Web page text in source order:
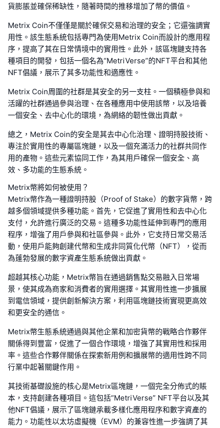
貨膨脹並確保稀缺性，隨著時間的推移增加了幣的價值。
Metrix Coin不僅僅是關於確保交易和治理的安全；它還強調實
用性。該生態系統包括專門為使用Metrix Coin而設計的應用程
序，提高了其在日常情境中的實用性。此外，該區塊鏈支持各
種項目的開發，包括一個名為“MetriVerse”的NFT平台和其他
NFT倡議，展示了其多功能性和適應性。
Metrix Coin周圍的社群是其安全的另一支柱。一個積極參與和
活躍的社群通過參與治理、在各種應用中使用該幣，以及培養
一個安全、去中心化的環境，為網絡的韌性做出貢獻。
總之，Metrix Coin的安全是其去中心化治理、證明持股技術、
專注於實用性的專屬區塊鏈，以及一個充滿活力的社群共同作
用的產物。這些元素協同工作，為其用戶確保一個安全、高
效、多功能的生態系統。
Metrix幣將如何被使用？
Metrix幣作為一種證明持股（Proof of Stake）的數字貨幣，跨
越多個領域提供多種功能。首先，它促進了實用性和去中心化
支付，允許進行廣泛的交易。這種多功能性延伸到專門的應用
程序，增強了用戶參與和社區參與。此外，它支持日常交易活
動，使用戶能夠創建代幣和生成非同質化代幣（NFT），從而
為蓬勃發展的數字資產生態系統做出貢獻。
超越其核心功能，Metrix幣旨在通過銷售點交易融入日常場
景，使其成為商家和消費者的實用選擇。其實用性進一步擴展
到電信領域，提供創新解決方案，利用區塊鏈技術實現更高效
和更安全的通信。
Metrix幣生態系統通過與其他企業和加密貨幣的戰略合作夥伴
關係得到豐富，促進了一個合作環境，增強了其實用性和採用
率。這些合作夥伴關係在探索新用例和擴展幣的適用性跨不同
行業中起著關鍵作用。
其技術基礎設施的核心是Metrix區塊鏈，一個完全分佈式的賬
本，支持創建各種項目。這包括“MetriVerse” NFT平台以及其
他NFT倡議，展示了區塊鏈承載多樣化應用程序和數字資產的
能力。功能性以太坊虛擬機（EVM）的兼容性進一步強調了其